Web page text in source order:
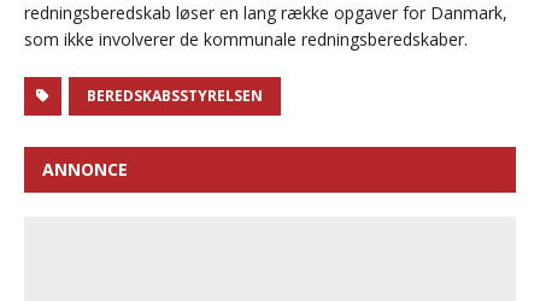
redningsberedskab løser en lang række opgaver for Danmark,
som ikke involverer de kommunale redningsberedskaber.
BEREDSKABSSTYRELSEN
ANNONCE